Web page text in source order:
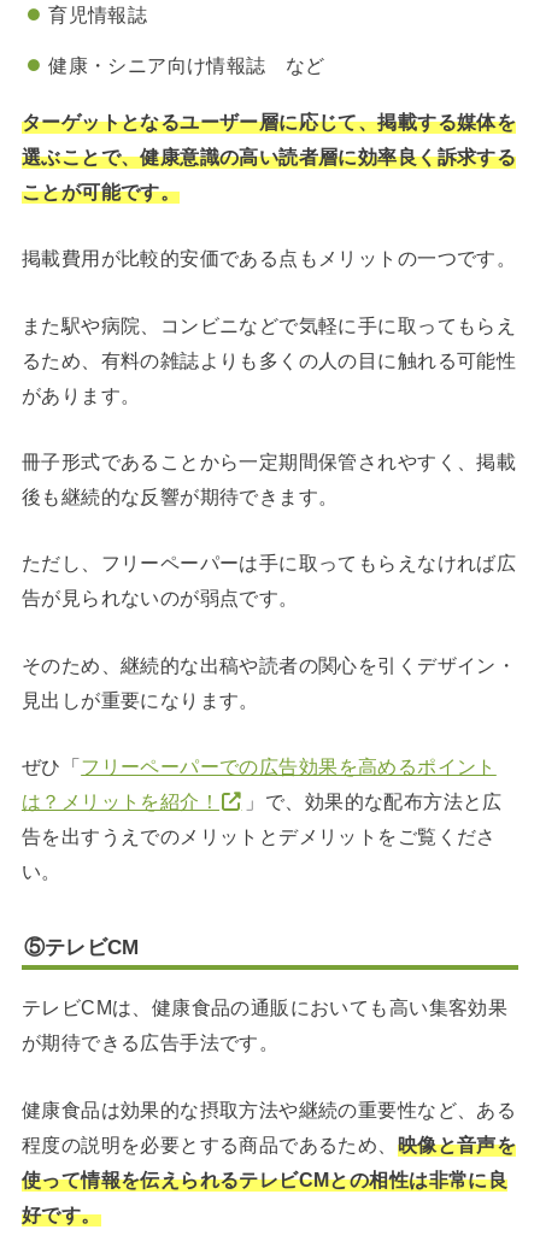
育児情報誌
健康・シニア向け情報誌 など
ターゲットとなるユーザー層に応じて、掲載する媒体を
選ぶことで、健康意識の高い読者層に効率良く訴求する
ことが可能です。
掲載費用が比較的安価である点もメリットの一つです。
また駅や病院、コンビニなどで気軽に手に取ってもらえ
るため、有料の雑誌よりも多くの人の目に触れる可能性
があります。
冊子形式であることから一定期間保管されやすく、掲載
後も継続的な反響が期待できます。
ただし、フリーペーパーは手に取ってもらえなければ広
告が見られないのが弱点です。
そのため、継続的な出稿や読者の関心を引くデザイン・
見出しが重要になります。
ぜひ「フリーペーパーでの広告効果を高めるポイント
は？メリットを紹介！
」で、効果的な配布方法と広
告を出すうえでのメリットとデメリットをご覧くださ
い。
⑤テレビCM
テレビCMは、健康食品の通販においても高い集客効果
が期待できる広告手法です。
健康食品は効果的な摂取方法や継続の重要性など、ある
程度の説明を必要とする商品であるため、 映像と音声を
使って情報を伝えられるテレビCMとの相性は非常に良
好です。